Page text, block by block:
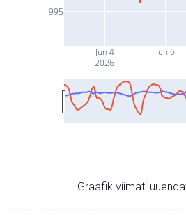
Jun 4
2026
Jun 6
995
Graafik viimati